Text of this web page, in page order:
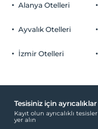
Ortak
2 yaşına kadar olan
Alanya Otelleri
Ayvalık Otelleri
İzmir Otelleri
Tesisiniz için
Kayıt olun ayrıcalıklı
yer alın